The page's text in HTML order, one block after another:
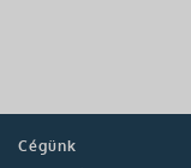
Cégünk